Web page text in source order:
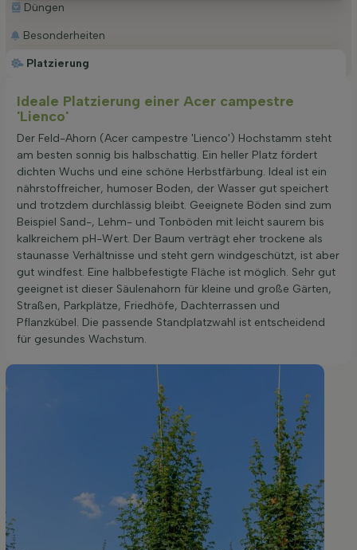
Platzierung
Düngen
Besonderheiten
Ideale Platzierung einer Acer campestre
'Lienco'
Der Feld-Ahorn (Acer campestre 'Lienco') Hochstamm steht
am besten sonnig bis halbschattig. Ein heller Platz fördert
dichten Wuchs und eine schöne Herbstfärbung. Ideal ist ein
nährstoffreicher, humoser Boden, der Wasser gut speichert
und trotzdem durchlässig bleibt. Geeignete Böden sind zum
Beispiel Sand-, Lehm- und Tonböden mit leicht saurem bis
kalkreichem pH-Wert. Der Baum verträgt eher trockene als
staunasse Verhältnisse und steht gern windgeschützt, ist aber
gut windfest. Eine halbbefestigte Fläche ist möglich. Sehr gut
geeignet ist dieser Säulenahorn für kleine und große Gärten,
Straßen, Parkplätze, Friedhöfe, Dachterrassen und
Pflanzkübel. Die passende Standplatzwahl ist entscheidend
für gesundes Wachstum.